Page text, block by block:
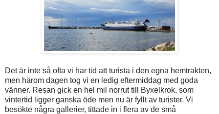
Det är inte så ofta vi har tid att turista i den egna hemtrakten,
men härom dagen tog vi en ledig eftermiddag med goda
vänner. Resan gick en hel mil norrut till Byxelkrok, som
vintertid ligger ganska öde men nu är fyllt av turister. Vi
besökte några gallerier, tittade in i flera av de små